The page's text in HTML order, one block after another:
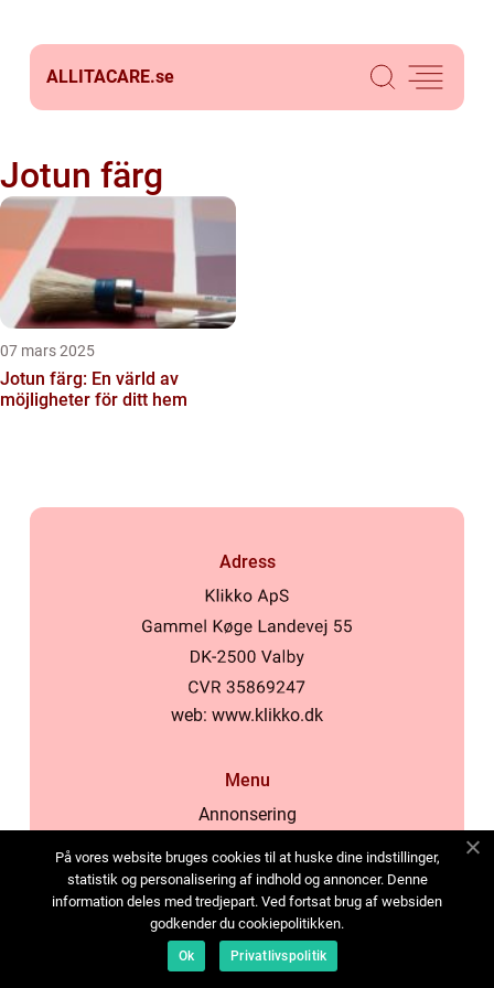
ALLITACARE.se
Jotun färg
07 mars 2025
Jotun färg: En värld av
möjligheter för ditt hem
Adress
web: www.klikko.dk
Menu
Annonsering
Cookies
Kontakta oss
Sitemap
På vores website bruges cookies til at huske dine indstillinger,
statistik og personalisering af indhold og annoncer. Denne
information deles med tredjepart. Ved fortsat brug af websiden
godkender du cookiepolitikken.
Ok Privatlivspolitik